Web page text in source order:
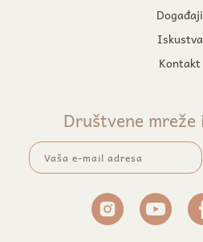
Događaji
Iskustva
Kontakt
Društvene